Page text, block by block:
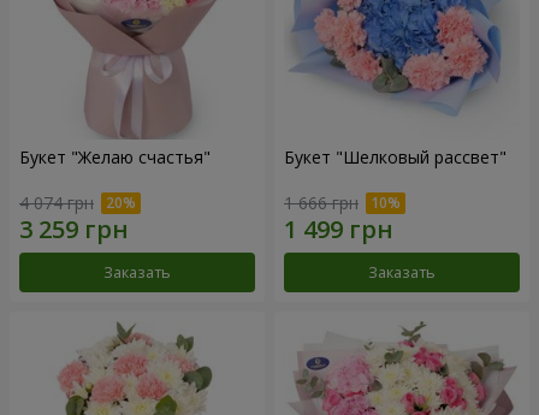
Букет "Желаю счастья"
4 074 грн
Заказать
Букет "Шелковый рассвет"
1 666 грн
Заказать